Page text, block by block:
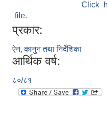
Click
file.
प्रकार:
ऐन, कानुन तथा निर्देशिका
आर्थिक वर्ष:
८०/८१